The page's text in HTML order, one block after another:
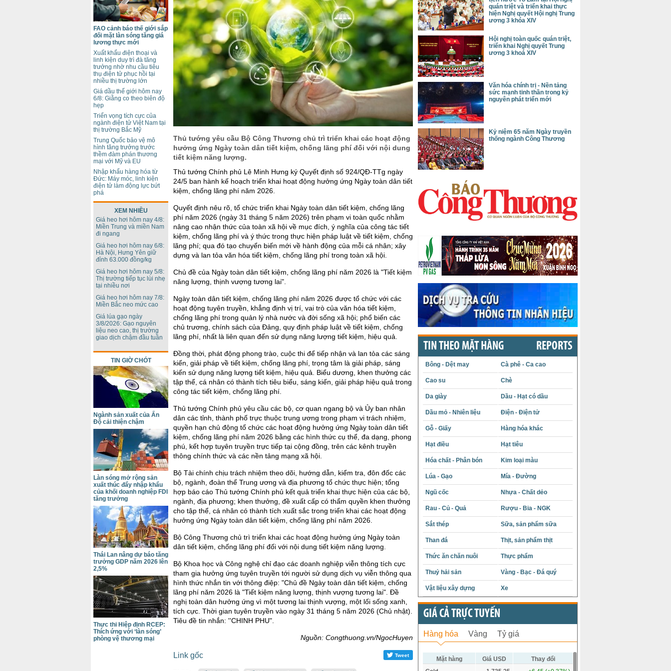
Thủ tướng yêu cầu Bộ Công Thương chủ trì triển khai các hoạt động
hưởng ứng Ngày toàn dân tiết kiệm, chống lãng phí đối với nội dung
tiết kiệm năng lượng.
Thủ tướng Chính phủ Lê Minh Hưng ký Quyết định số 924/QĐ-TTg ngày
24/5 ban hành kế hoạch triển khai hoạt động hưởng ứng Ngày toàn dân tiết
kiệm, chống lãng phí năm 2026.
Quyết định nêu rõ, tổ chức triển khai Ngày toàn dân tiết kiệm, chống lãng
phí năm 2026 (ngày 31 tháng 5 năm 2026) trên phạm vi toàn quốc nhằm
nâng cao nhận thức của toàn xã hội về mục đích, ý nghĩa của công tác tiết
kiệm, chống lãng phí và ý thức trong thực hiện pháp luật về tiết kiệm, chống
lãng phí; qua đó tạo chuyển biến mới về hành động của mỗi cá nhân; xây
dựng và lan tỏa văn hóa tiết kiệm, chống lãng phí trong toàn xã hội.
Chủ đề của Ngày toàn dân tiết kiệm, chống lãng phí năm 2026 là "Tiết kiệm
năng lượng, thịnh vượng tương lai".
Ngày toàn dân tiết kiệm, chống lãng phí năm 2026 được tổ chức với các
hoạt động tuyên truyền, khẳng định vị trí, vai trò của văn hóa tiết kiệm,
chống lãng phí trong quản lý nhà nước và đời sống xã hội; phổ biến các
chủ trương, chính sách của Đảng, quy định pháp luật về tiết kiệm, chống
lãng phí, nhất là liên quan đến sử dụng năng lượng tiết kiệm, hiệu quả.
Đồng thời, phát động phong trào, cuộc thi để tiếp nhận và lan tỏa các sáng
kiến, giải pháp về tiết kiệm, chống lãng phí, trọng tâm là giải pháp, sáng
kiến sử dụng năng lượng tiết kiệm, hiệu quả. Biểu dương, khen thưởng các
tập thể, cá nhân có thành tích tiêu biểu, sáng kiến, giải pháp hiệu quả trong
công tác tiết kiệm, chống lãng phí.
Thủ tướng Chính phủ yêu cầu các bộ, cơ quan ngang bộ và Ủy ban nhân
dân các tỉnh, thành phố trực thuộc trung ương trong phạm vi trách nhiệm,
quyền hạn chủ động tổ chức các hoạt động hưởng ứng Ngày toàn dân tiết
kiệm, chống lãng phí năm 2026 bằng các hình thức cụ thể, đa dạng, phong
phú, kết hợp tuyên truyền trực tiếp tại cộng đồng, trên các kênh truyền
thông chính thức và các nền tảng mạng xã hội.
Bộ Tài chính chịu trách nhiệm theo dõi, hướng dẫn, kiểm tra, đôn đốc các
bộ, ngành, đoàn thể Trung ương và địa phương tổ chức thực hiện; tổng
hợp báo cáo Thủ tướng Chính phủ kết quả triến khai thực hiện của các bộ,
ngành, địa phương; khen thưởng, đề xuất cấp có thẩm quyền khen thưởng
cho tập thể, cá nhân có thành tích xuất sắc trong triển khai các hoạt động
hưởng ứng Ngày toàn dân tiết kiệm, chống lãng phí năm 2026.
Bộ Công Thương chủ trì triển khai các hoạt động hưởng ứng Ngày toàn
dân tiết kiệm, chống lãng phí đối với nội dung tiết kiệm năng lượng.
Bộ Khoa học và Công nghệ chỉ đạo các doanh nghiệp viễn thông tích cực
tham gia hưởng ứng tuyên truyền tới người sử dụng dịch vụ viễn thông qua
hình thức nhắn tin với thông điệp: "Chủ đề Ngày toàn dân tiết kiệm, chống
lãng phí năm 2026 là "Tiết kiệm năng lượng, thịnh vượng tương lai". Đề
nghị toàn dân hưởng ứng vì một tương lai thịnh vượng, một lối sống xanh,
tích cực. Thời gian tuyên truyền vào ngày 31 tháng 5 năm 2026 (Chủ nhật).
Tiêu đề tin nhắn: ''CHINH PHU".
Nguồn: Congthuong.vn/NgocHuyen
Link gốc Tweet
FAO cảnh báo thế giới sắp
đối mặt làn sóng tăng giá
lương thực mới
Xuất khẩu điện thoại và
linh kiện duy trì đà tăng
trưởng nhờ nhu cầu tiêu
thụ điện tử phục hồi tại
nhiều thị trường lớn
Giá dầu thế giới hôm nay
6/8: Giằng co theo biên độ
hẹp
Triển vọng tích cực của
ngành điện tử Việt Nam tại
thị trường Bắc Mỹ
Trung Quốc bảo vệ mô
hình tăng trưởng trước
thềm đàm phán thương
mại với Mỹ và EU
Nhập khẩu hàng hóa từ
Đức: Máy móc, linh kiện
điện tử làm động lực bứt
phá
XEM NHIỀU
Giá heo hơi hôm nay 4/8:
Miền Trung và miền Nam
đi ngang
Giá heo hơi hôm nay 6/8:
Hà Nội, Hưng Yên giữ
đỉnh 63.000 đồng/kg
Giá heo hơi hôm nay 5/8:
Thị trường tiếp tục lùi nhẹ
tại nhiều nơi
Giá heo hơi hôm nay 7/8:
Miền Bắc neo mức cao
Giá lúa gạo ngày
3/8/2026: Gạo nguyên
liệu neo cao, thị trường
giao dịch chậm đầu tuần
TIN GIỜ CHÓT
Ngành sản xuất của Ấn
Độ cải thiện chậm
Làn sóng mở rộng sản
xuất thúc đẩy nhập khẩu
của khối doanh nghiệp FDI
tăng trưởng
Thái Lan nâng dự báo tăng
trưởng GDP năm 2026 lên
2,5%
Thực thi Hiệp định RCEP:
Thích ứng với ‘làn sóng’
phòng vệ thương mại
quán triệt và triển khai thực
hiện Nghị quyết Hội nghị Trung
ương 3 khóa XIV
Hội nghị toàn quốc quán triệt,
triển khai Nghị quyết Trung
ương 3 khoá XIV
Văn hóa chính trị - Nền tảng
sức mạnh tinh thần trong kỷ
nguyên phát triển mới
Kỷ niệm 65 năm Ngày truyền
thống ngành Công Thương
TIN THEO MẶT HÀNG REPORTS
Bông - Dệt may Cà phê - Ca cao
Cao su Chè
Da giày Dầu - Hạt có dầu
Dầu mỏ - Nhiên liệu Điện - Điện tử
Gỗ - Giấy Hàng hóa khác
Hạt điều Hạt tiêu
Hóa chất - Phân bón Kim loại màu
Lúa - Gạo Mía - Đường
Ngũ cốc Nhựa - Chất dẻo
Rau - Củ - Quả Rượu - Bia - NGK
Sắt thép Sữa, sản phẩm sữa
Than đá Thịt, sản phẩm thịt
Thức ăn chăn nuôi Thực phẩm
Thuỷ hải sản Vàng - Bạc - Đá quý
Vật liệu xây dựng Xe
GIÁ CẢ TRỰC TUYẾN
Hàng hóa Vàng Tỷ giá
Mặt hàng Giá USD
Thay đổi